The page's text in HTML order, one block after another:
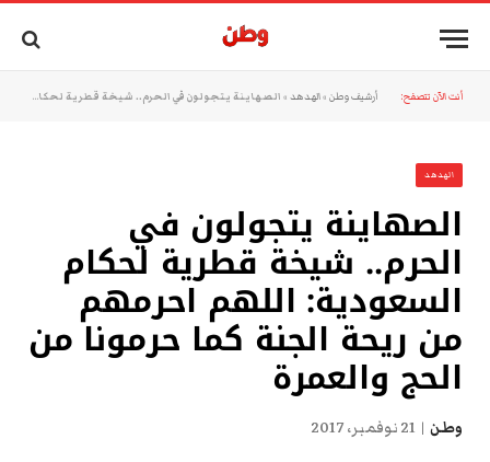
أنت الآن تتصفح: أرشيف وطن »الهدهد » الصهاينة يتجولون في الحرم.. شيخة قطرية لحكام السعودية: اللهم احرمهم من ريحة الجنة كما حرمونا من الحج والعمرة
الهدهد
الصهاينة يتجولون في
الحرم.. شيخة قطرية لحكام
السعودية: اللهم احرمهم
من ريحة الجنة كما حرمونا من
الحج والعمرة
وطن 21 نوفمبر، 2017